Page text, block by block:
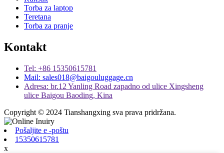
Torba za laptop
Teretana
Torba za pranje
Kontakt
Tel: +86 15350615781
Mail: sales018@baigouluggage.cn
Adresa: br.12 Yanling Road zapadno od ulice Xingsheng
ulice Baigou Baoding, Kina
Copyright © 2024 Tianshangxing sva prava pridržana.
Pošaljite e -poštu
15350615781
x